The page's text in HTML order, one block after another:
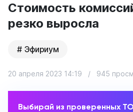
Стоимость
резко выросла
Эфириум
20 апреля 2023 14:19 / 945
Выбирай из проверенных